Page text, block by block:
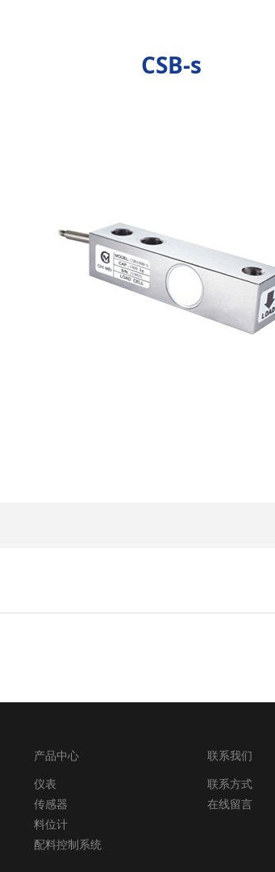
CSB-s
产品中心
仪表
传感器
料位计
配料控制系统
联系我们
联系方式
在线留言